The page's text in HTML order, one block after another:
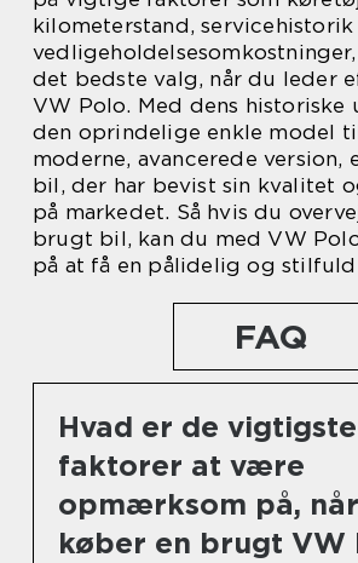
kilometerstand, servicehistorik
det bedste valg, når du leder
VW Polo. Med dens historiske
den oprindelige enkle model
moderne, avancerede version,
bil, der har bevist sin kvalitet
på markedet. Så hvis du
brugt bil, kan du med VW
på at få en pålidelig og
FAQ
Hvad er de vigtigste
faktorer at være
opmærksom på,
køber en brugt VW